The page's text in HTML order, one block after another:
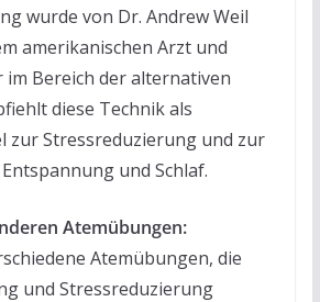
wurde von Dr. Andrew Weil
amerikanischen Arzt und
Bereich der alternativen
diese Technik als
zur Stressreduzierung und zur
und Schlaf.
Atemübungen:
Atemübungen, die
und Stressreduzierung